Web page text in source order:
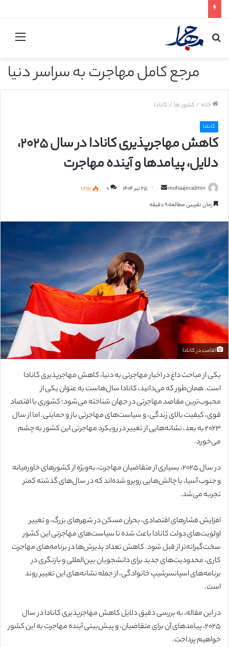
جستجو
مرجع کامل مهاجرت به سراسر دنیا
خانه / کشور ها / کانادا
کانادا
کاهش مهاجرپذیری کانادا در سال ۲۰۲۵،
دلایل، پیامدها و آینده مهاجرت
mohaajeradmin
ر
ل
ب
ه
ا
ی
م
ی
ل
۲۵ تیر ۱۴۰۴ ۰
۱,۲۵۱
زمان تقریبی مطالعه ۹ دقیقه
اقامت در کانادا
یکی از مباحث داغ در اخبار مهاجرتی به دنیا، کاهش مهاجرپذیری کانادا
است. همان‌طور که می‌دانید، کانادا سال‌هاست به عنوان یکی از
محبوب‌ترین مقاصد مهاجرتی در جهان شناخته می‌شود؛ کشوری با اقتصاد
قوی، کیفیت بالای زندگی، و سیاست‌های مهاجرتی باز و حمایتی. اما از سال
۲۰۲۳ به بعد، نشانه‌هایی از تغییر در رویکرد مهاجرتی این کشور به چشم
می‌خورد.
در سال ۲۰۲۵، بسیاری از متقاضیان مهاجرت، به‌ویژه از کشورهای خاورمیانه
و جنوب آسیا، با چالش‌هایی روبرو شده‌اند که در سال‌های گذشته کمتر
تجربه می‌شد.
افزایش فشارهای اقتصادی، بحران مسکن در شهرهای بزرگ، و تغییر
اولویت‌های دولت کانادا باعث شده تا سیاست‌های مهاجرتی این کشور
سخت‌گیرانه‌تر از قبل شود. کاهش تعداد پذیرش‌ها در برنامه‌های مهاجرت
کاری، محدودیت‌های جدید برای دانشجویان بین‌المللی و بازنگری در
برنامه‌های اسپانسرشیپ خانوادگی، از جمله نشانه‌های این تغییر روند
است.
در این مقاله، به بررسی دقیق دلایل کاهش مهاجرپذیری کانادا در سال
۲۰۲۵، پیامدهای آن برای متقاضیان، و پیش‌بینی آینده مهاجرت به این کشور
خواهیم پرداخت.